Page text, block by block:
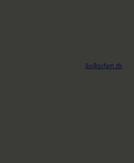
lko@oxfam.dk